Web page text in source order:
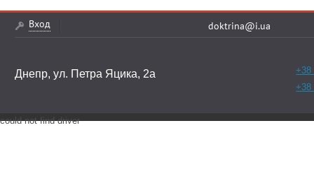
Вход doktrina@i.ua
Днепр, ул. Петра Яцика, 2а
+38
+38
could not find driver